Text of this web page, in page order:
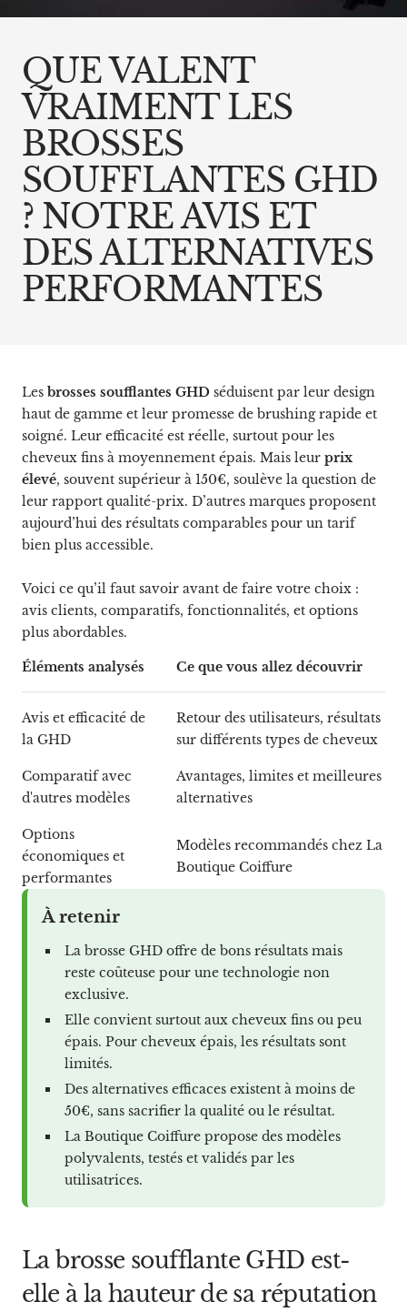
QUE VALENT
VRAIMENT LES
BROSSES
SOUFFLANTES GHD
? NOTRE AVIS ET
DES ALTERNATIVES
PERFORMANTES
Les brosses soufflantes GHD séduisent par leur design
haut de gamme et leur promesse de brushing rapide et
soigné. Leur efficacité est réelle, surtout pour les
cheveux fins à moyennement épais. Mais leur prix
élevé, souvent supérieur à 150€, soulève la question de
leur rapport qualité-prix. D’autres marques proposent
aujourd’hui des résultats comparables pour un tarif
bien plus accessible.
Voici ce qu’il faut savoir avant de faire votre choix :
avis clients, comparatifs, fonctionnalités, et options
plus abordables.
Éléments analysés Ce que vous allez découvrir
Avis et efficacité de
la GHD
Retour des utilisateurs, résultats
sur différents types de cheveux
Comparatif avec
d'autres modèles
Avantages, limites et meilleures
alternatives
Options
économiques et
performantes
Modèles recommandés chez La
Boutique Coiffure
À retenir
La brosse GHD offre de bons résultats mais
reste coûteuse pour une technologie non
exclusive.
Elle convient surtout aux cheveux fins ou peu
épais. Pour cheveux épais, les résultats sont
limités.
Des alternatives efficaces existent à moins de
50€, sans sacrifier la qualité ou le résultat.
La Boutique Coiffure propose des modèles
polyvalents, testés et validés par les
utilisatrices.
La brosse soufflante GHD est-
elle à la hauteur de sa réputation